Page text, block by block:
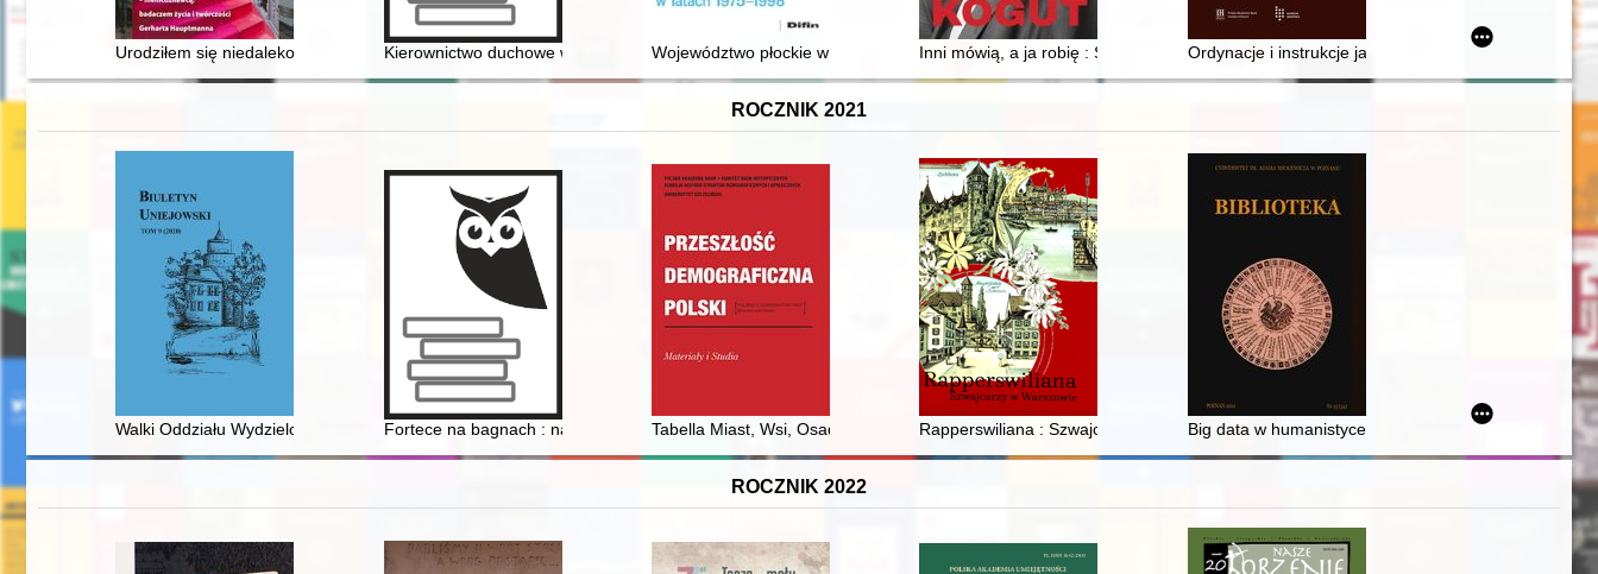
Urodziłem się niedaleko willi "Wiesenstein" : profesor Krzysztof A. Kuczyński z Uniwersytetu Łódzkiego o swoim wieloletnim zainteresowaniu życiem i twórczością Gerharta Hauptmanna
Kierownictwo duchowe w Biblii, posłudze św. Ojca Pio i naszym życiu : Kraków, 21 października 2023 r
Województwo płockie w latach 1975-1998Inni mówią, a ja robię : Stanisław KogutOrdynacje i instrukcje jako źródło do dziejów prawa
ROCZNIK 2021
Walki Oddziału Wydzielonego ppłk. Mariana Frydrycha z jednostkami 30 Dywizji Piechoty Wehrmachtu o utrzymanie przeprawy mostowej w Uniejowie w dn. 6-7 września 1939 roku
Fortece na bagnach : najstarsze założenia obronne północnego Podlasia
Tabella Miast, Wsi, Osad Królestwa Polskiego z wyrażeniem ich położenia i ludności alfabetycznie ułożona w Biórze
Rapperswiliana : Szwajcarzy w WarszawieBig data w humanistyce i naukach społecznych -
ROCZNIK 2022